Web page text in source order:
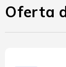
Oferta